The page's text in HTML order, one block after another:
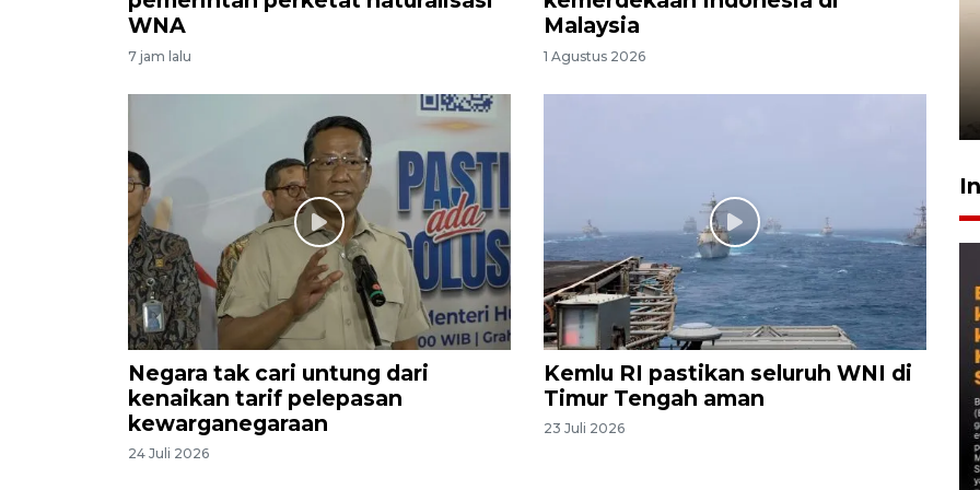
WNA
7 jam lalu
Malaysia
1 Agustus 2026
Negara tak cari untung dari
kenaikan tarif pelepasan
kewarganegaraan
24 Juli 2026
Kemlu RI pastikan seluruh WNI di
Timur Tengah aman
23 Juli 2026
Gabung Persebaya, striker
timnas Ramadhan Sananta